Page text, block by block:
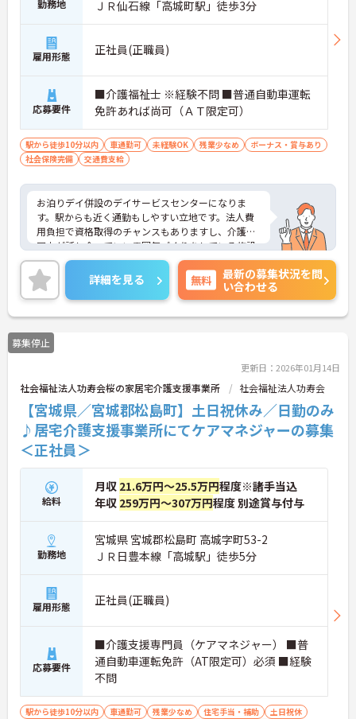
勤務地 ＪＲ仙石線「高城町駅」徒歩3分
雇用形態 正社員(正職員)
応募要件
■介護福祉士 ※経験不問 ■普通自動車運転
免許あれば尚可（ＡＴ限定可）
駅から徒歩10分以内 車通勤可 未経験OK 残業少なめ
ボーナス・賞与あり
社会保険完備
交通費支給
お泊りデイ併設のデイサービスセンターになりま
す。駅からも近く通勤もしやすい立地です。法人費
用負担で資格取得のチャンスもありますし、介護員
同士が話し合っていい雰囲気づくりをしている施設
なので未経験者経験者共に満足いただける環境です
♪ご興味のある方には、面接対策ポイントなど、さ
らに詳細をお話しいたしますのでお気軽にご相談く
ださい！
詳細を見る 無料
最新の募集状況を問
い合わせる
募集停止
更新日：2026年01月14日
社会福祉法人功寿会桜の家居宅介護支援事業所 社会福祉法人功寿会
【宮城県／宮城郡松島町】土日祝休み／日勤のみ
♪居宅介護支援事業所にてケアマネジャーの募集
＜正社員＞
給料
月収 21.6万円～25.5万円程度※諸手当込
年収 259万円～307万円 程度 別途賞与付与
勤務地
宮城県 宮城郡松島町 高城字町53-2
ＪＲ日豊本線「高城駅」徒歩5分
雇用形態 正社員(正職員)
応募要件
■介護支援専門員（ケアマネジャー） ■普
通自動車運転免許（AT限定可）必須 ■経験
不問
駅から徒歩10分以内 車通勤可 残業少なめ 住宅手当・補助
土日祝休